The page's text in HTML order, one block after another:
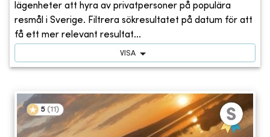
lägenheter att hyra av privatpersoner på populära
resmål i Sverige. Filtrera sökresultatet på datum för att
få ett mer relevant resultat...
VISA
5 (11 )